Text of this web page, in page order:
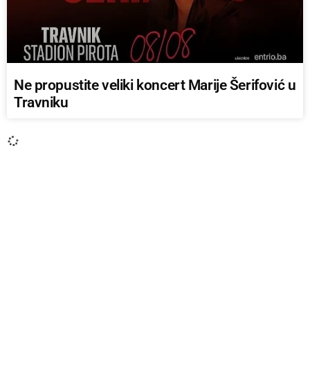
Ne propustite veliki koncert Marije Šerifović u
Travniku